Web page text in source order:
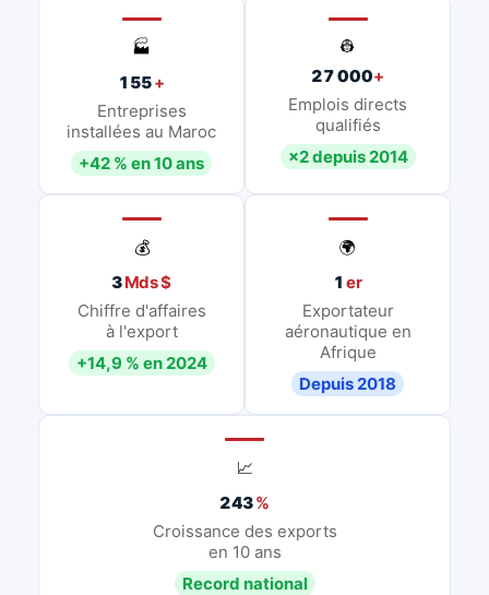
🏭
155+
Entreprises
installées au Maroc
+42 % en 10 ans
👷
27 000+
Emplois directs
qualifiés
×2 depuis 2014
💰
3Mds $
Chiffre d'affaires
à l'export
+14,9 % en 2024
🌍
1 er
Exportateur
aéronautique en
Afrique
Depuis 2018
📈
243%
Croissance des exports
en 10 ans
Record national